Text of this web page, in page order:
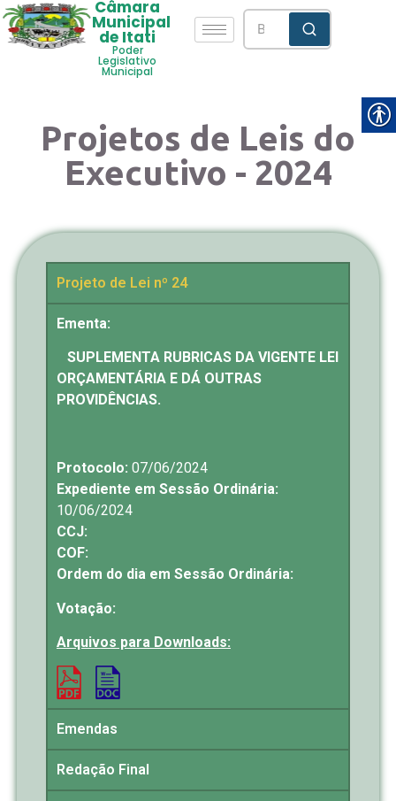
Câmara
Municipal
de Itati
Poder
Legislativo
Municipal
Projetos de Leis do
Executivo - 2024
Projeto de Lei nº 24
Ementa:
SUPLEMENTA RUBRICAS DA VIGENTE LEI
ORÇAMENTÁRIA E DÁ OUTRAS
PROVIDÊNCIAS.
Protocolo: 07/06/2024
Expediente em Sessão Ordinária:
10/06/2024
CCJ:
COF:
Ordem do dia em Sessão Ordinária:
Votação:
Arquivos para Downloads:
Emendas
Redação Final